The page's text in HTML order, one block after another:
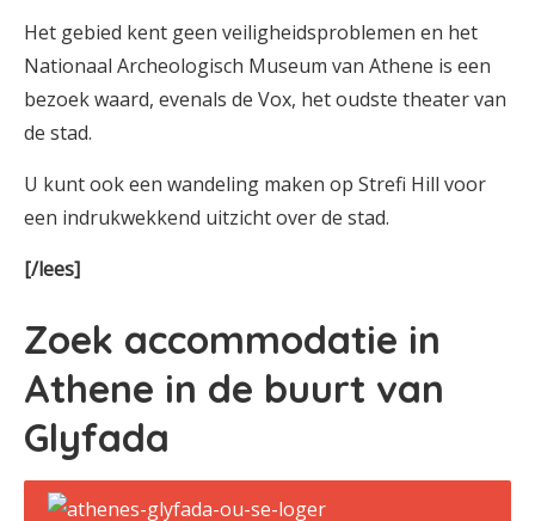
Het gebied kent geen veiligheidsproblemen en het
Nationaal Archeologisch Museum van Athene is een
bezoek waard, evenals de Vox, het oudste theater van
de stad.
U kunt ook een wandeling maken op Strefi Hill voor
een indrukwekkend uitzicht over de stad.
[/lees]
Zoek accommodatie in
Athene in de buurt van
Glyfada